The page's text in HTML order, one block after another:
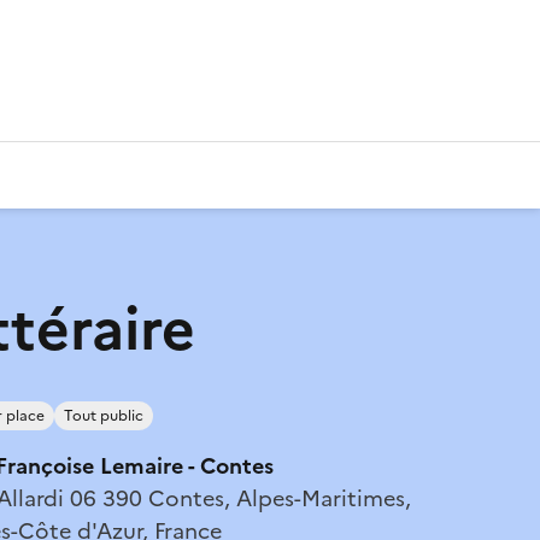
place Tout public
Lemaire - Contes
06 390 Contes, Alpes-Maritimes,
Côte d'Azur, France